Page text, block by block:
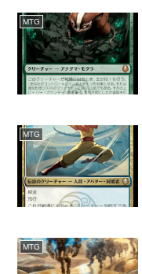
MTG
MTG
MTG